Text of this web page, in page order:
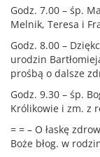
Godz. 7.00 – śp.
Melnik, Teresa i
Godz. 8.00 –
urodzin
prośbą o dalsze
Godz. 9.30 – śp.
Królikowie i zm. z
= = – O łaskę
Boże błog. w